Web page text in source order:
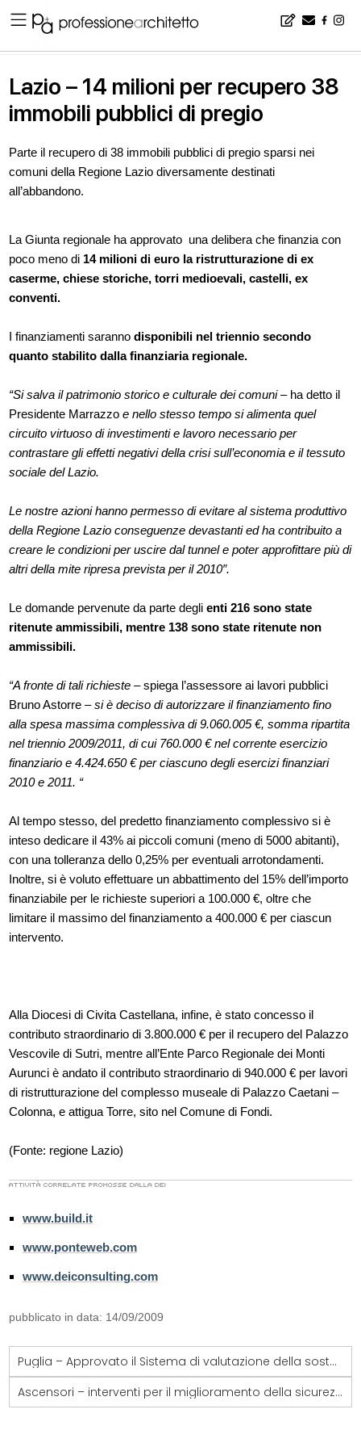
Lazio – 14 milioni per recupero 38
immobili pubblici di pregio
Parte il recupero di 38 immobili pubblici di pregio sparsi nei
comuni della Regione Lazio diversamente destinati
all’abbandono.
La Giunta regionale ha approvato una delibera che finanzia con
poco meno di 14 milioni di euro la ristrutturazione di ex
caserme, chiese storiche, torri medioevali, castelli, ex
conventi.
I finanziamenti sarannodisponibili nel triennio secondo
quanto stabilito dalla finanziaria regionale.
“Si salva il patrimonio storico e culturale dei comuni– ha detto il
Presidente Marrazzoe nello stesso tempo si alimenta quel
circuito virtuoso di investimenti e lavoro necessario per
contrastare gli effetti negativi della crisi sull’economia e il tessuto
sociale del Lazio.
Le nostre azioni hanno permesso di evitare al sistema produttivo
della Regione Lazio conseguenze devastanti ed ha contribuito a
creare le condizioni per uscire dal tunnel e poter approfittare più di
altri della mite ripresa prevista per il 2010″.
Le domande pervenute da parte deglienti 216 sono state
ritenute ammissibili, mentre 138 sono state ritenute non
ammissibili.
“A fronte di tali richieste –spiega l’assessore ai lavori pubblici
Bruno Astorre –si è deciso di autorizzare il finanziamento fino
alla spesa massima complessiva di 9.060.005 €, somma ripartita
nel triennio 2009/2011, di cui 760.000 € nel corrente esercizio
finanziario e 4.424.650 € per ciascuno degli esercizi finanziari
2010 e 2011. “
Al tempo stesso, del predetto finanziamento complessivo si è
inteso dedicare il 43% ai piccoli comuni (meno di 5000 abitanti),
con una tolleranza dello 0,25% per eventuali arrotondamenti.
Inoltre, si è voluto effettuare un abbattimento del 15% dell’importo
finanziabile per le richieste superiori a 100.000 €, oltre che
limitare il massimo del finanziamento a 400.000 € per ciascun
intervento.
Alla Diocesi di Civita Castellana, infine, è stato concesso il
contributo straordinario di 3.800.000 € per il recupero del Palazzo
Vescovile di Sutri, mentre all’Ente Parco Regionale dei Monti
Aurunci è andato il contributo straordinario di 940.000 € per lavori
di ristrutturazione del complesso museale di Palazzo Caetani –
Colonna, e attigua Torre, sito nel Comune di Fondi.
(Fonte: regione Lazio)
www.build.it
www.ponteweb.com
www.deiconsulting.com
pubblicato in data: 14/09/2009
Puglia – Approvato il Sistema di valutazione della sostenibilità ambientale degli edifici di ITACA
Ascensori – interventi per il miglioramento della sicurezza